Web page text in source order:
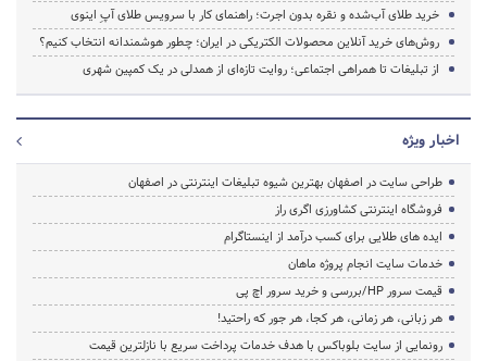
خرید طلای آب‌شده و نقره بدون اجرت؛ راهنمای کار با سرویس طلای آپِ اینوی
روش‌های خرید آنلاین محصولات الکتریکی در ایران؛ چطور هوشمندانه انتخاب کنیم؟
از تبلیغات تا همراهی اجتماعی؛ روایت تازه‌ای از همدلی در یک کمپین شهری
اخبار ویژه
طراحی سایت در اصفهان بهترین شیوه تبلیغات اینترنتی در اصفهان
فروشگاه اینترنتی کشاورزی اگری راز
ایده های طلایی برای کسب درآمد از اینستاگرام
خدمات سایت انجام پروژه ماهان
قیمت سرور HP/بررسی و خرید سرور اچ پی
هر زبانی، هر زمانی، هر کجا، هر جور که راحتید!
رونمایی از سایت بلوباکس با هدف خدمات پرداخت سریع با نازلترین قیمت